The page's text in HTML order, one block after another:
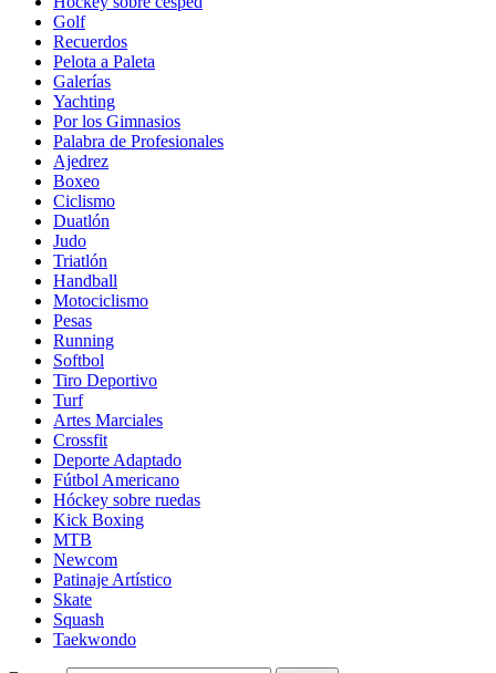
Golf
Recuerdos
Pelota a Paleta
Galerías
Yachting
Por los Gimnasios
Palabra de Profesionales
Ajedrez
Boxeo
Ciclismo
Duatlón
Judo
Triatlón
Handball
Motociclismo
Pesas
Running
Softbol
Tiro Deportivo
Turf
Artes Marciales
Crossfit
Deporte Adaptado
Fútbol Americano
Hóckey sobre ruedas
Kick Boxing
MTB
Newcom
Patinaje Artístico
Skate
Squash
Taekwondo